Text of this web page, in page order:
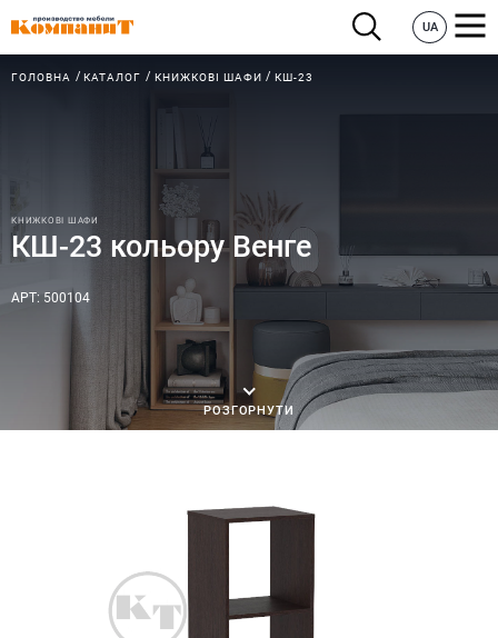
UA
ГОЛОВНА КАТАЛОГ КНИЖКОВІ ШАФИ КШ-23
КНИЖКОВІ ШАФИ
КШ-23 кольору Венге
АРТ: 500104
РОЗГОРНУТИ